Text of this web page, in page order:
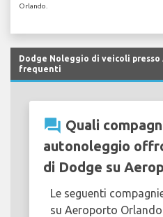
Orlando.
Dodge Noleggio di veicoli
frequenti
question_answer Quali
autonoleggio
di Dodge su
Le seguenti
su Aeroporto